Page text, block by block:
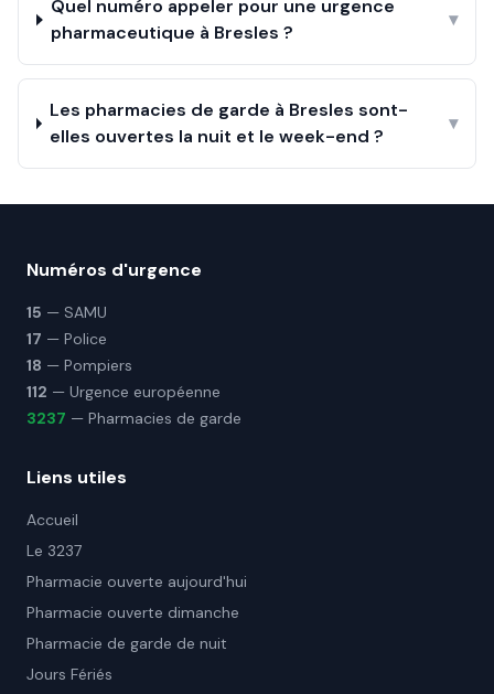
Quel numéro appeler pour une urgence
pharmaceutique à Bresles ?
▾
Les pharmacies de garde à Bresles sont-
elles ouvertes la nuit et le week-end ?
▾
Numéros d'urgence
15 — SAMU
17 — Police
18 — Pompiers
112 — Urgence européenne
3237 — Pharmacies de garde
Liens utiles
Accueil
Le 3237
Pharmacie ouverte aujourd'hui
Pharmacie ouverte dimanche
Pharmacie de garde de nuit
Jours Fériés